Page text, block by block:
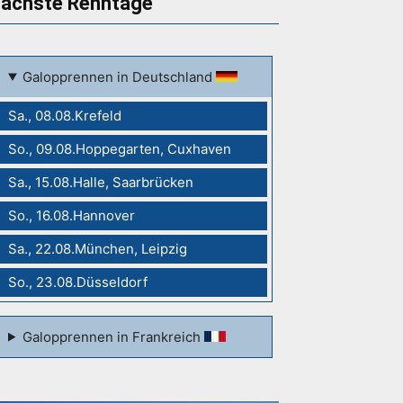
Galopprennen in Deutschland
Sa., 08.08.Krefeld
So., 09.08.Hoppegarten, Cuxhaven
Sa., 15.08.Halle, Saarbrücken
So., 16.08.Hannover
Sa., 22.08.München, Leipzig
So., 23.08.Düsseldorf
Galopprennen in Frankreich